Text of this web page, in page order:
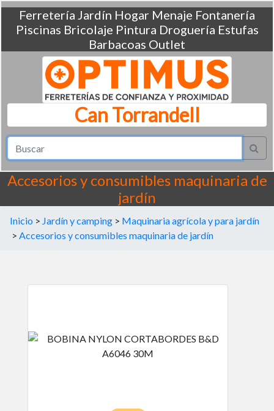
Ferretería Jardín Hogar Menaje Fontanería
Piscinas Bricolaje Pintura Droguería Estufas
Barbacoas Outlet
Can Torrandell
Accesorios y consumibles maquinaria de
jardín
Inicio > Jardín y camping > Maquinaria agrícola y para jardín
> Accesorios y consumibles maquinaria de jardín